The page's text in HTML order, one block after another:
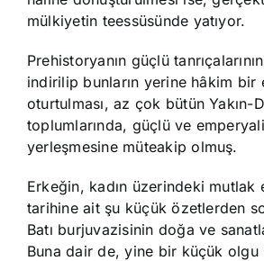
mülkiyetin teessüsünde yatıyor.
Prehistoryanın güçlü
indirilip bunların yerine hâkim bir
oturtulması, az çok bütün Yakın-
toplumlarında, güçlü ve
yerleşmesine müteakip olmuş.
Erkeğin, kadın üzerindeki mutlak
tarihine ait şu küçük özetlerden
Batı burjuvazisinin doğa ve
Buna dair de, yine bir küçük olgu